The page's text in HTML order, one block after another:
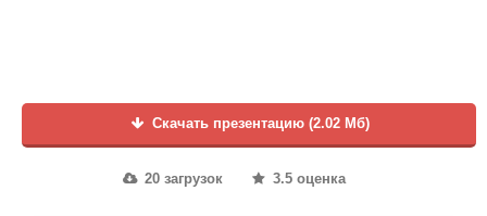
Скачать презентацию (2.02 Мб)
20 загрузок 3.5 оценка